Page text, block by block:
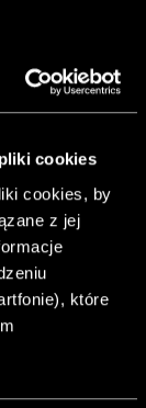
cookies
cookies, by
z jej
które